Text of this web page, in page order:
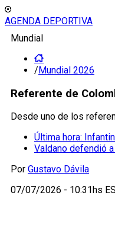
AGENDA DEPORTIVA
Mundial
/Mundial 2026
Referente de
Desde uno de los
Última hora:
Valdano defendió
Por Gustavo Dávila
07/07/2026 - 10:31hs